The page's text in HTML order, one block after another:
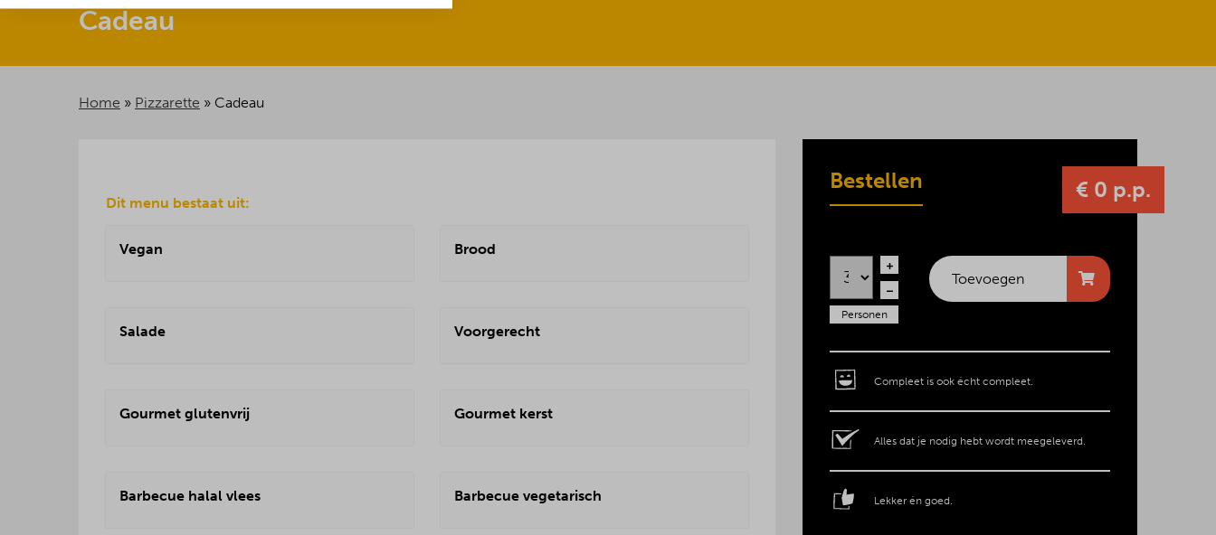
Cadeau
Home » Pizzarette » Cadeau
Dit menu bestaat uit:
Vegan Brood
Salade Voorgerecht
Gourmet glutenvrij Gourmet kerst
Barbecue halal vlees Barbecue vegetarisch
Bestellen € 0 p.p.
Personen
Toevoegen
Compleet is ook écht compleet.
Alles dat je nodig hebt wordt meegeleverd.
Lekker én goed.